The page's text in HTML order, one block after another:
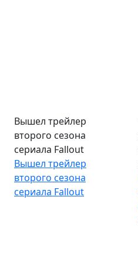
Вышел трейлер
второго сезона
сериала Fallout
Вышел трейлер
второго сезона
сериала Fallout